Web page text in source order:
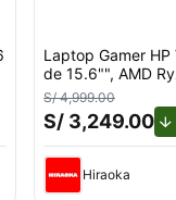
Laptop Gamer HP
de 15.6"", AMD
7535HS, NVIDIA
RTX 3050, 12GB
disco sólido de
modelo 15-
S/ 4,999.00
S/ 3,249.00
Hiraoka